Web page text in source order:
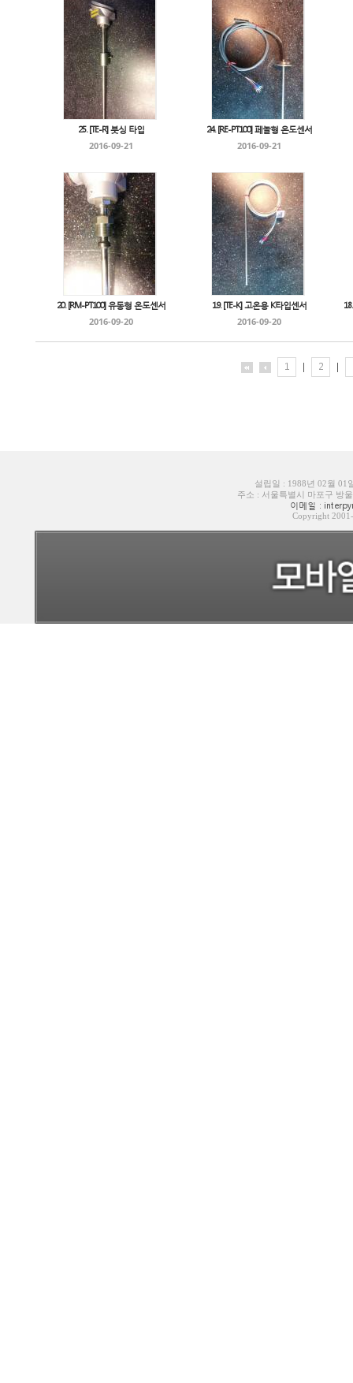
25. [TE-R] 붓싱 타입
2016-09-21
24. [RE-PT100] 페놀형 온도센서
2016-09-21
20. [RM-PT100] 유동형 온도센서
2016-09-20
19. [TE-K] 고온용 K타입센서
2016-09-20
1 | 2 |
설립일 : 1988년 02월
주소 : 서울특별시 마포구 방
이메일 :
Copyright